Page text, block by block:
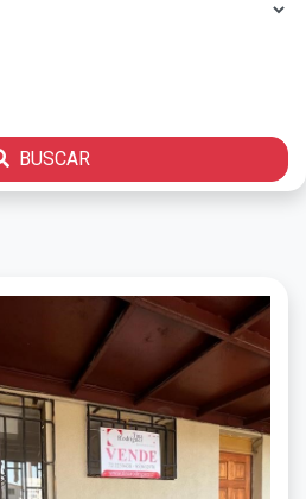
BUSCAR